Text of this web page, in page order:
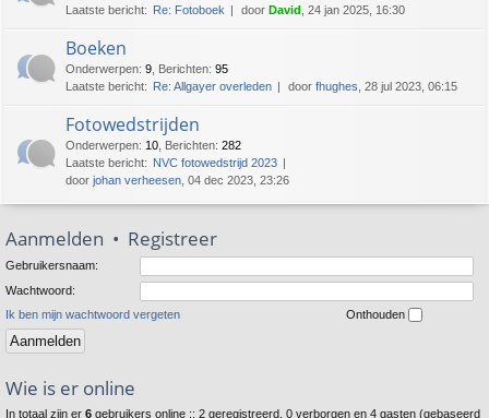
Laatste bericht: Re: Fotoboek door David , 24 jan 2025, 16:30
Boeken
Onderwerpen: 9 Berichten: 95
Laatste bericht: Re: Allgayer overleden door fhughes , 28 jul 2023, 06:15
Fotowedstrijden
Onderwerpen: 10 Berichten: 282
Laatste bericht: NVC fotowedstrijd 2023
door johan verheesen , 04 dec 2023, 23:26
Aanmelden • Registreer
Gebruikersnaam:
Wachtwoord:
Ik ben mijn wachtwoord vergeten
Onthouden
Wie is er online
In totaal zijn er 6 gebruikers online :: 2 geregistreerd, 0 verborgen en 4 gasten (gebaseerd